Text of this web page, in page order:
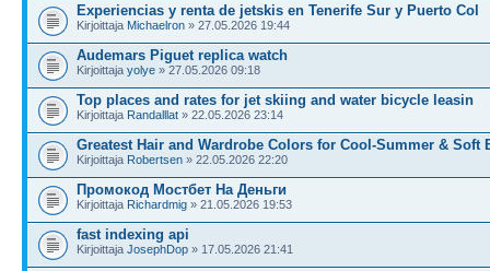
Experiencias y renta de jetskis en Tenerife Sur y Puerto Col
Kirjoittaja Michaelron » 27.05.2026 19:44
Audemars Piguet replica watch
Kirjoittaja yolye » 27.05.2026 09:18
Top places and rates for jet skiing and water bicycle leasin
Kirjoittaja Randalllat » 22.05.2026 23:14
Greatest Hair and Wardrobe Colors for Cool-Summer & Soft
Kirjoittaja Robertsen » 22.05.2026 22:20
Промокод Мостбет На Деньги
Kirjoittaja Richardmig » 21.05.2026 19:53
fast indexing api
Kirjoittaja JosephDop » 17.05.2026 21:41